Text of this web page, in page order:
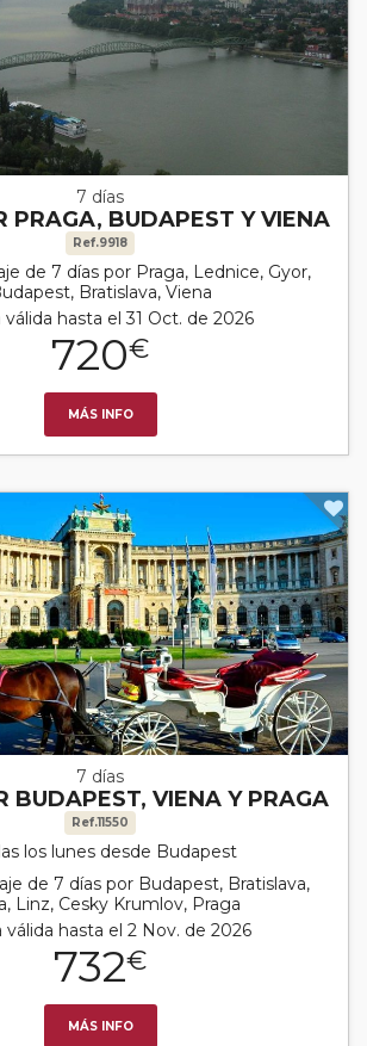
7 días
PRAGA, BUDAPEST Y VIENA
Ref.9918
de 7 días por Praga, Lednice, Gyor,
Bratislava, Viena
hasta el 31 Oct. de 2026
720€
MÁS INFO
7 días
BUDAPEST, VIENA Y PRAGA
Ref.11550
los lunes desde Budapest
de 7 días por Budapest, Bratislava,
Linz, Cesky Krumlov, Praga
válida hasta el 2 Nov. de 2026
732€
MÁS INFO